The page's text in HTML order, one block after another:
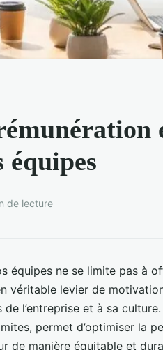
équipes
de lecture
équipes ne se limite pas à
véritable levier de
l’entreprise et à sa
permet d’optimiser la
de manière équitable et